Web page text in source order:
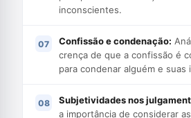
inconscientes.
Confissão e condenação:
crença de que a confissão é
para condenar alguém e suas
Subjetividades nos
a importância de considerar